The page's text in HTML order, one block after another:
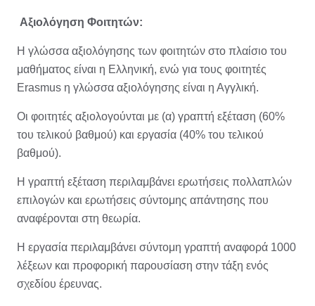
Αξιολόγηση Φοιτητών:
Η γλώσσα αξιολόγησης των φοιτητών στο πλαίσιο του
μαθήματος είναι η Ελληνική, ενώ για τους φοιτητές
Erasmus η γλώσσα αξιολόγησης είναι η Αγγλική.
Οι φοιτητές αξιολογούνται με (α) γραπτή εξέταση (60%
του τελικού βαθμού) και εργασία (40% του τελικού
βαθμού).
Η γραπτή εξέταση περιλαμβάνει ερωτήσεις πολλαπλών
επιλογών και ερωτήσεις σύντομης απάντησης που
αναφέρονται στη θεωρία.
Η εργασία περιλαμβάνει σύντομη γραπτή αναφορά 1000
λέξεων και προφορική παρουσίαση στην τάξη ενός
σχεδίου έρευνας.